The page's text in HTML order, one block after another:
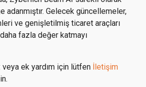
Gelecek güncellemeler,
ve genişletilmiş ticaret araçları
fazla değer katmayı
veya ek yardım için lütfen İletişim